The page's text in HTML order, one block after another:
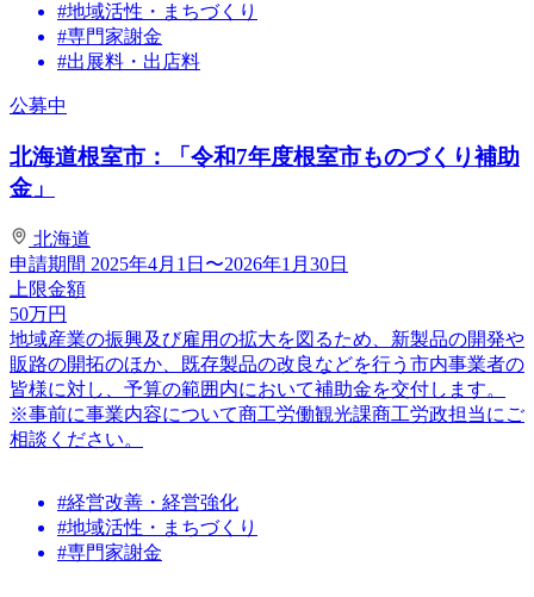
#地域活性・まちづくり
#専門家謝金
#出展料・出店料
公募中
北海道根室市：「令和7年度根室市ものづくり補助
金」
北海道
申請期間 2025年4月1日〜2026年1月30日
上限金額
50万円
地域産業の振興及び雇用の拡大を図るため、新製品の開発や
販路の開拓のほか、既存製品の改良などを行う市内事業者の
皆様に対し、予算の範囲内において補助金を交付します。
※事前に事業内容について商工労働観光課商工労政担当にご
相談ください。
#経営改善・経営強化
#地域活性・まちづくり
#専門家謝金